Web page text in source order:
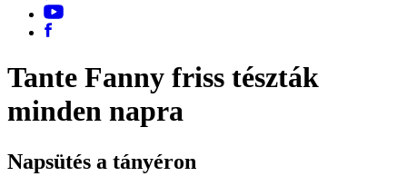
Tante Fanny friss tészták
minden napra
Napsütés a tányéron